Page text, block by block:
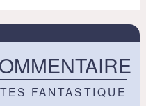
FANTASTIQUE